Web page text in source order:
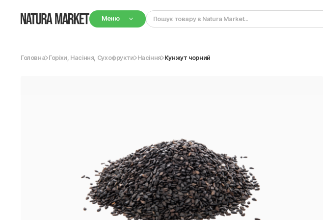
Меню
Головна Горіхи, Насіння, Сухофрукти Насіння Кунжут чорний